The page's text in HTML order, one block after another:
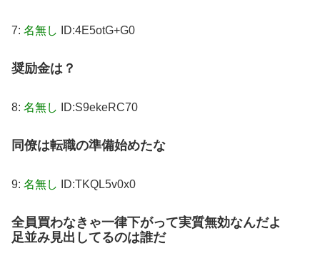
7: 名無し ID:4E5otG+G0
奨励金は？
8: 名無し ID:S9ekeRC70
同僚は転職の準備始めたな
9: 名無し ID:TKQL5v0x0
全員買わなきゃ一律下がって実質無効なんだよ
足並み見出してるのは誰だ